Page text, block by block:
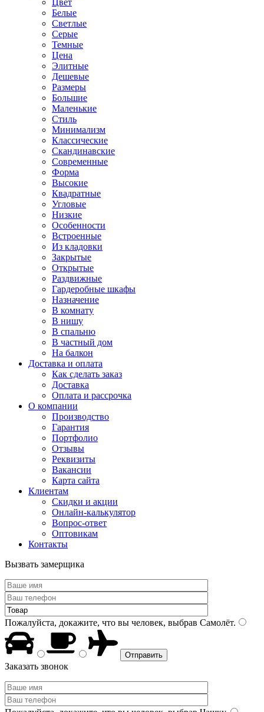
Цвет
Белые
Светлые
Серые
Темные
Цена
Элитные
Дешевые
Размеры
Большие
Маленькие
Стиль
Минимализм
Классические
Скандинавские
Современные
Форма
Высокие
Квадратные
Угловые
Низкие
Особенности
Встроенные
Из кладовки
Закрытые
Открытые
Раздвижные
Гардеробные шкафы
Назначение
В комнату
В нишу
В спальню
В частный дом
На балкон
Доставка и оплата
Как сделать заказ
Доставка
Оплата и рассрочка
О компании
Производство
Гарантия
Портфолио
Отзывы
Реквизиты
Вакансии
Карта сайта
Клиентам
Скидки и акции
Онлайн-калькулятор
Вопрос-ответ
Оптовикам
Контакты
Вызвать замерщика
Пожалуйста, докажите, что вы человек, выбрав Самолёт.
Заказать звонок